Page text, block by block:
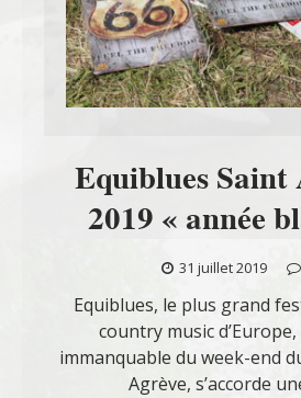
Equiblues Saint
2019 « année
31 juillet 2019
Equiblues, le plus grand
country music
immanquable du week-end
Agrève, s’accorde